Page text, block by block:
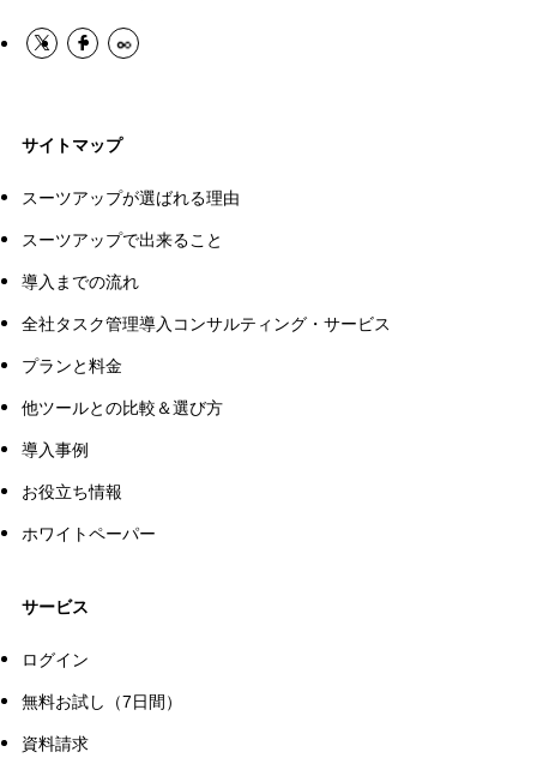
サイトマップ
スーツアップが選ばれる理由
スーツアップで出来ること
導入までの流れ
全社タスク管理導入コンサルティング・サービス
プランと料金
他ツールとの比較＆選び方
導入事例
お役立ち情報
ホワイトペーパー
サービス
ログイン
無料お試し（7日間）
資料請求